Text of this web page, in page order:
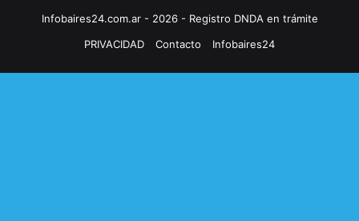
Infobaires24.com.ar - 2026 - Registro DNDA en trámite
PRIVACIDAD
Contacto Infobaires24